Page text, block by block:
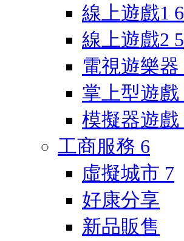
線上遊戲1 6
線上遊戲2 5
電視遊樂器
掌上型遊戲
模擬器遊戲
工商服務 6
虛擬城市 7
好康分享
新品販售